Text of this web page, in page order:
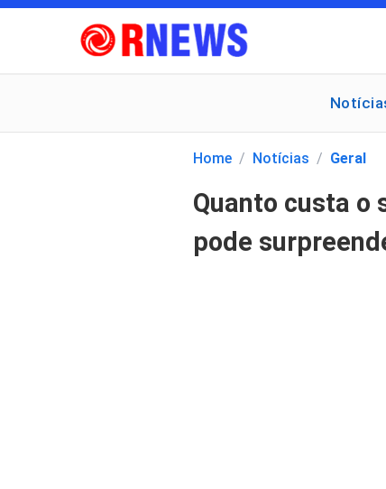
Pesquisar
por:
Home / Notícias / Geral
Quanto custa o
pode